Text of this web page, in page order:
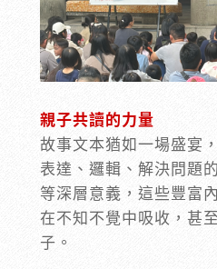
親子共讀的力量
故事文本猶如一場盛宴
表達、邏輯、解決問題
等深層意義，這些豐富
在不知不覺中吸收，甚
子。